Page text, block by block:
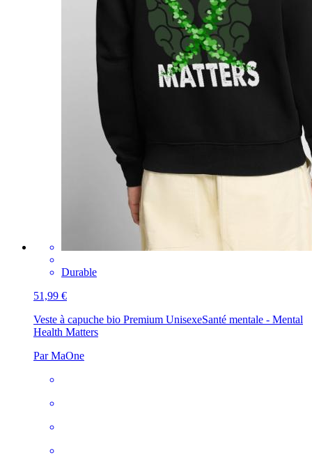
Durable
51,99 €
Veste à capuche bio Premium UnisexeSanté mentale - Mental
Health Matters
Par MaOne